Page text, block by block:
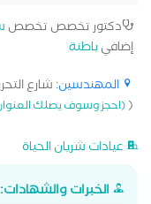
دكتور تخصص تخصص
إضافيباطنة
المهندسين: شارع
((احجز وسوف يصلك العنوان
عيادات شريان الحياة
الخبرات والشهادات: